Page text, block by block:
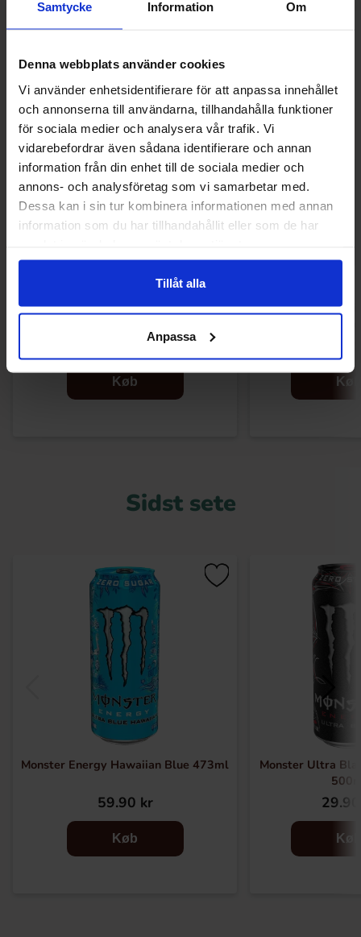
Samtycke Information Om
Denna webbplats använder cookies
Vi använder enhetsidentifierare för att anpassa innehållet
och annonserna till användarna, tillhandahålla funktioner
för sociala medier och analysera vår trafik. Vi
vidarebefordrar även sådana identifierare och annan
information från din enhet till de sociala medier och
annons- och analysföretag som vi samarbetar med.
Dessa kan i sin tur kombinera informationen med annan
information som du har tillhandahållit eller som de har
Tillåt alla
Anpassa
Bubs Dizzy Skalle 2,6kg
239.90 kr
Køb
-20%
Bubs
Køb
Sidst sete
Monster Energy Hawaiian Blue 473ml
59.90 kr
Køb
Monster Ultra
Køb